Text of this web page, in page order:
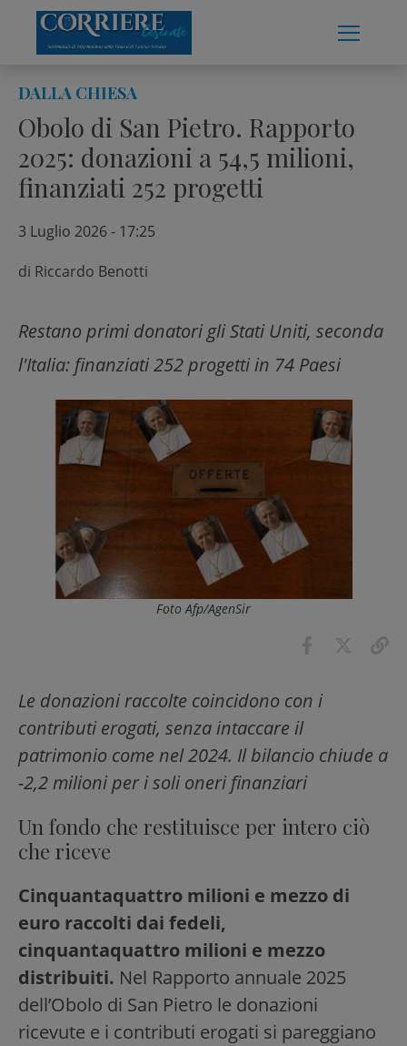
content
DALLA CHIESA
Obolo di San Pietro. Rapporto
2025: donazioni a 54,5 milioni,
finanziati 252 progetti
3 Luglio 2026 - 17:25
di Riccardo Benotti
Restano primi donatori gli Stati Uniti, seconda
l'Italia: finanziati 252 progetti in 74 Paesi
Foto Afp/AgenSir
Le donazioni raccolte coincidono con i
contributi erogati, senza intaccare il
patrimonio come nel 2024. Il bilancio chiude a
-2,2 milioni per i soli oneri finanziari
Un fondo che restituisce per intero ciò
che riceve
Cinquantaquattro milioni e mezzo di
euro raccolti dai fedeli,
cinquantaquattro milioni e mezzo
distribuiti. Nel Rapporto annuale 2025
dell’Obolo di San Pietro le donazioni
ricevute e i contributi erogati si pareggiano